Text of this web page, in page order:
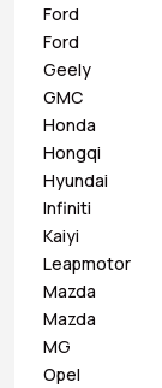
Ford
Ford
Geely
GMC
Honda
Hongqi
Hyundai
Infiniti
Kaiyi
Leapmotor
Mazda
Mazda
MG
Opel